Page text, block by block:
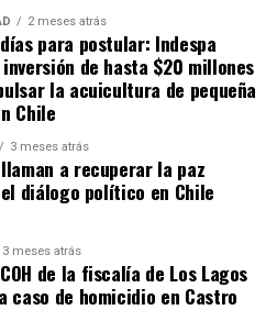
2 meses atrás
para postular: Indespa
de hasta $20 millones
la acuicultura de pequeña
Chile
3 meses atrás
a recuperar la paz
diálogo político en Chile
3 meses atrás
de la fiscalía de Los Lagos
caso de homicidio en Castro